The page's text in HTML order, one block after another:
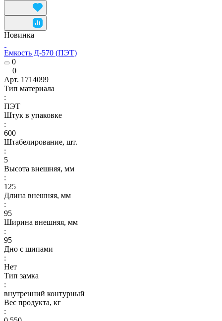
Новинка
Емкость Д-570 (ПЭТ)
0
0
Арт. 1714099
Тип материала
:
ПЭТ
Штук в упаковке
:
600
Штабелирование, шт.
:
5
Высота внешняя, мм
:
125
Длина внешняя, мм
:
95
Ширина внешняя, мм
:
95
Дно с шипами
:
Нет
Тип замка
:
внутренний контурный
Вес продукта, кг
: